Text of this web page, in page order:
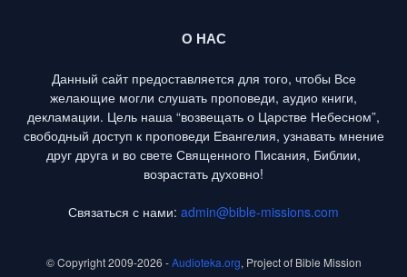
О НАС
Данный сайт предоставляется для того, чтобы Все
желающие могли слушать проповеди, аудио книги,
декламации. Цель наша “возвещать о Царстве Небесном”,
свободный доступ к проповеди Евангелия, узнавать мнение
друг друга и во свете Священного Писания, Библии,
возрастать духовно!
Связаться с нами: admin@bible-missions.com
© Copyright 2009-2026 -Audioteka.org, Project of Bible Mission